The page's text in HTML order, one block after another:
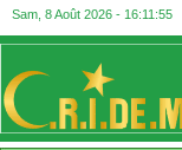
Sam, 8 Août 2026 - 16:11:56